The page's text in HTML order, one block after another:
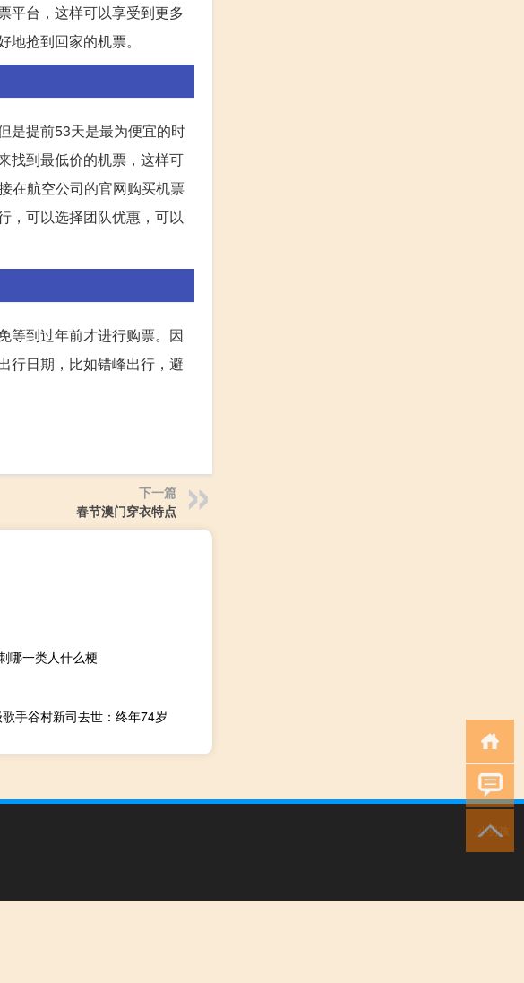
平台，这样可以享受到更多
抢到回家的机票。
是提前53天是最为便宜的时
找到最低价的机票，这样可
在航空公司的官网购买机票
，可以选择团队优惠，可以
等到过年前才进行购票。因
行日期，比如错峰出行，避
下一篇
春节澳门穿衣特点
哪一类人什么梗
手谷村新司去世：终年74岁
小男孩